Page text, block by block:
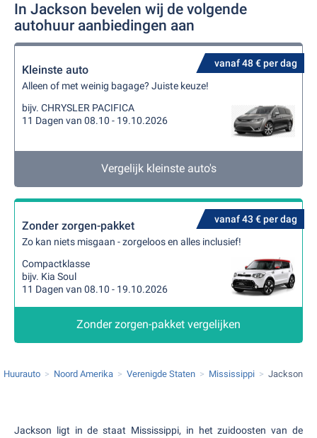
In Jackson bevelen wij de volgende
autohuur aanbiedingen aan
vanaf 48 € per dag
Kleinste auto
Alleen of met weinig bagage? Juiste keuze!
bijv. CHRYSLER PACIFICA
11 Dagen van 08.10 - 19.10.2026
Vergelijk kleinste auto's
vanaf 43 € per dag
Zonder zorgen-pakket
Zo kan niets misgaan - zorgeloos en alles inclusief!
Compactklasse
bijv. Kia Soul
11 Dagen van 08.10 - 19.10.2026
Zonder zorgen-pakket vergelijken
Huurauto Noord Amerika Verenigde Staten Mississippi Jackson
Jackson ligt in de staat Mississippi, in het zuidoosten van de